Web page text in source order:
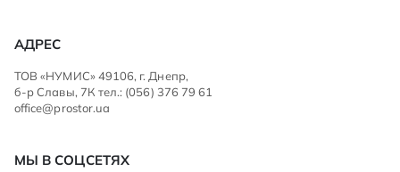
АДРЕС
ТОВ «НУМИС» 49106, г. Днепр,
б-р Славы, 7К тел.: (056) 376 79 61
office@prostor.ua
МЫ В СОЦСЕТЯХ